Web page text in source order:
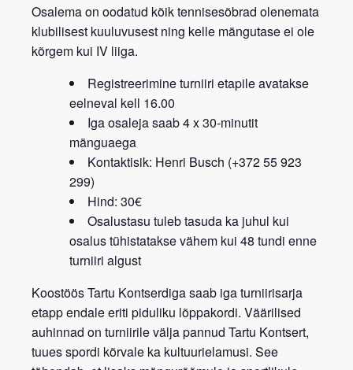
Osalema on oodatud kõik tennisesõbrad olenemata
klubilisest kuuluvusest ning kelle mängutase ei ole
kõrgem kui IV liiga.
Registreerimine turniiri etapile avatakse
eelneval kell 16.00
Iga osaleja saab 4 x 30-minutit
mänguaega
Kontaktisik: Henri Busch (+372 55 923
299)
Hind: 30€
Osalustasu tuleb tasuda ka juhul kui
osalus tühistatakse vähem kui 48 tundi enne
turniiri algust
Koostöös Tartu Kontserdiga saab iga turniirisarja
etapp endale eriti piduliku lõppakordi. Väärilised
auhinnad on turniirile välja pannud Tartu Kontsert,
tuues spordi kõrvale ka kultuurielamusi. See